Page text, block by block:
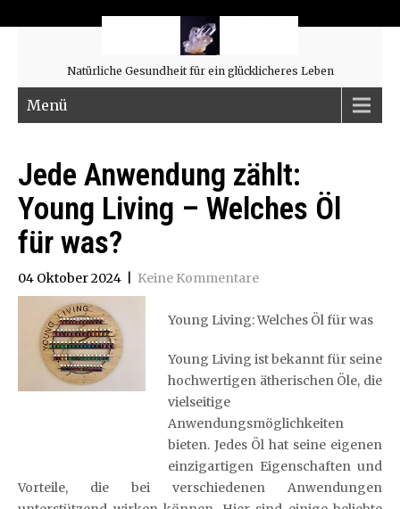
Natürliche Gesundheit für ein glücklicheres Leben
Menü
Jede Anwendung zählt:
Young Living – Welches Öl
für was?
04 Oktober 2024 Keine Kommentare
Young Living: Welches Öl für was
Young Living ist bekannt für seine
hochwertigen ätherischen Öle, die
vielseitige
Anwendungsmöglichkeiten
bieten. Jedes Öl hat seine eigenen
einzigartigen Eigenschaften und
Vorteile, die bei verschiedenen Anwendungen